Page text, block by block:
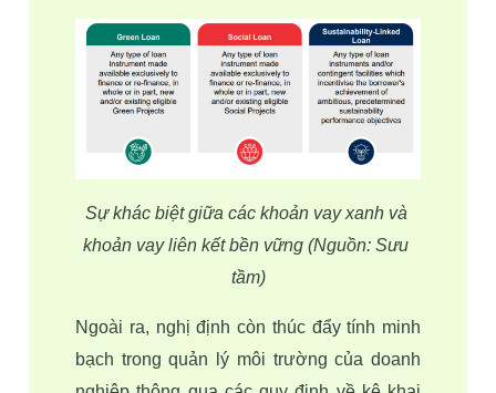
Sự khác biệt giữa các khoản vay xanh và
khoản vay liên kết bền vững (Nguồn: Sưu
tầm)
Ngoài ra, nghị định còn thúc đẩy tính minh
bạch trong quản lý môi trường của doanh